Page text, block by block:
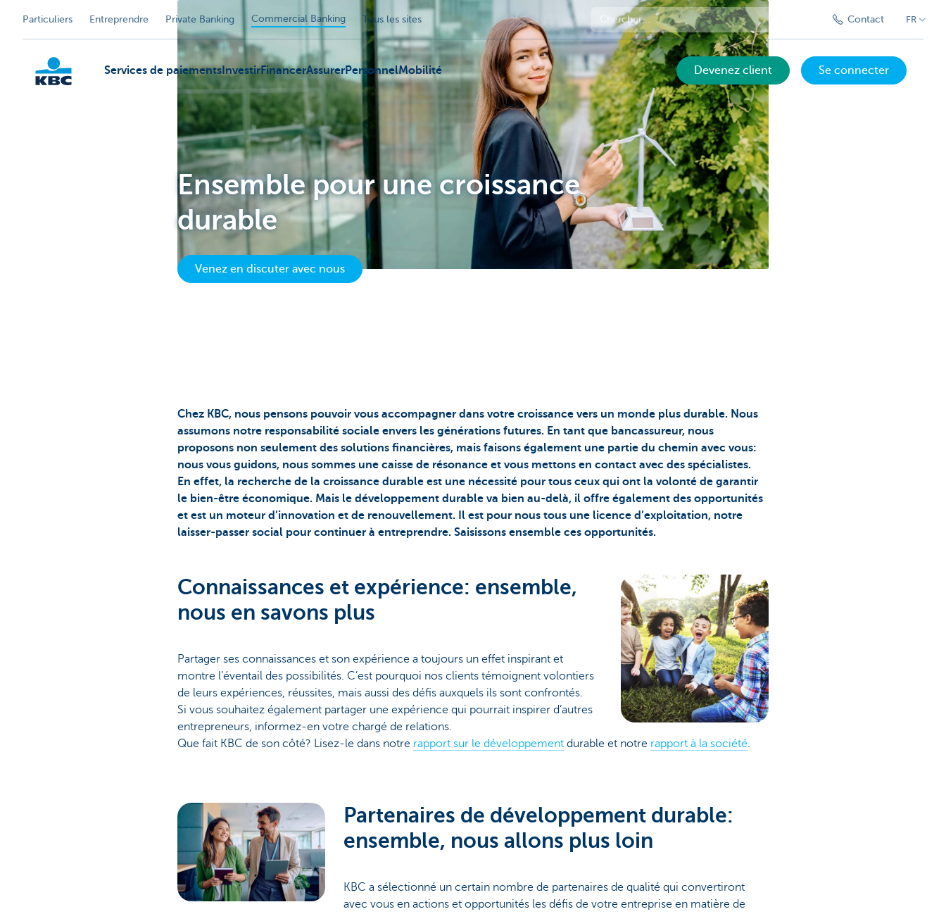
Particuliers Entreprendre Private Banking Commercial Banking Tous les sites Contact FR
Services de paiementsInvestirFinancerAssurerPersonnelMobilité Devenez client Se connecter
Ensemble pour une croissance
durable
Venez en discuter avec nous
Chez KBC, nous pensons pouvoir vous accompagner dans votre croissance vers un monde plus durable. Nous
assumons notre responsabilité sociale envers les générations futures. En tant que bancassureur, nous
proposons non seulement des solutions financières, mais faisons également une partie du chemin avec vous:
nous vous guidons, nous sommes une caisse de résonance et vous mettons en contact avec des spécialistes.
En effet, la recherche de la croissance durable est une nécessité pour tous ceux qui ont la volonté de garantir
le bien-être économique. Mais le développement durable va bien au-delà, il offre également des opportunités
et est un moteur d’innovation et de renouvellement. Il est pour nous tous une licence d’exploitation, notre
laisser-passer social pour continuer à entreprendre. Saisissons ensemble ces opportunités.
Connaissances et expérience: ensemble,
nous en savons plus
Partager ses connaissances et son expérience a toujours un effet inspirant et
montre l’éventail des possibilités. C’est pourquoi nos clients témoignent volontiers
de leurs expériences, réussites, mais aussi des défis auxquels ils sont confrontés.
Si vous souhaitez également partager une expérience qui pourrait inspirer d’autres
entrepreneurs, informez-en votre chargé de relations.
Que fait KBC de son côté? Lisez-le dans notre rapport sur le développement durable et notre rapport à la société.
Partenaires de développement durable:
ensemble, nous allons plus loin
KBC a sélectionné un certain nombre de partenaires de qualité qui convertiront
avec vous en actions et opportunités les défis de votre entreprise en matière de